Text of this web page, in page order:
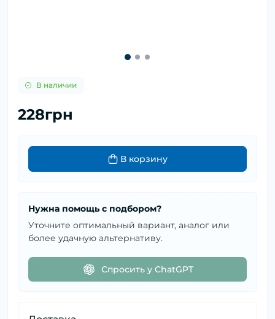
В наличии
228грн
В корзину
Нужна помощь с подбором?
Уточните оптимальный вариант, аналог или
более удачную альтернативу.
Спросить у ChatGPT